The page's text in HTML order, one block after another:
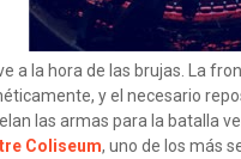
a la hora de las brujas. La
y el necesario
las armas para la batalla
Coliseum, uno de los más